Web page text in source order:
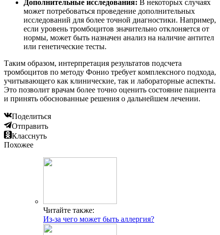
Дополнительные исследования: В некоторых случаях
может потребоваться проведение дополнительных
исследований для более точной диагностики. Например,
если уровень тромбоцитов значительно отклоняется от
нормы, может быть назначен анализ на наличие антител
или генетические тесты.
Таким образом, интерпретация результатов подсчета
тромбоцитов по методу Фонио требует комплексного подхода,
учитывающего как клинические, так и лабораторные аспекты.
Это позволит врачам более точно оценить состояние пациента
и принять обоснованные решения о дальнейшем лечении.
Поделиться
Отправить
Класснуть
Похожее
Читайте также:
Из-за чего может быть аллергия?